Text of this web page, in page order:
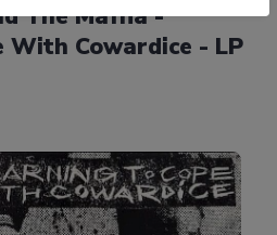
The Maffia -
With Cowardice - LP